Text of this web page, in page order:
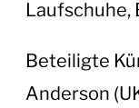
Laufschuhe,
Beteiligte
Anderson